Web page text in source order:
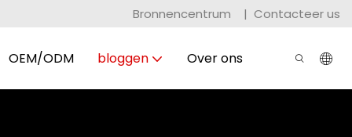
Bronnencentrum | Contacteer us
OEM/ODM bloggen Over ons